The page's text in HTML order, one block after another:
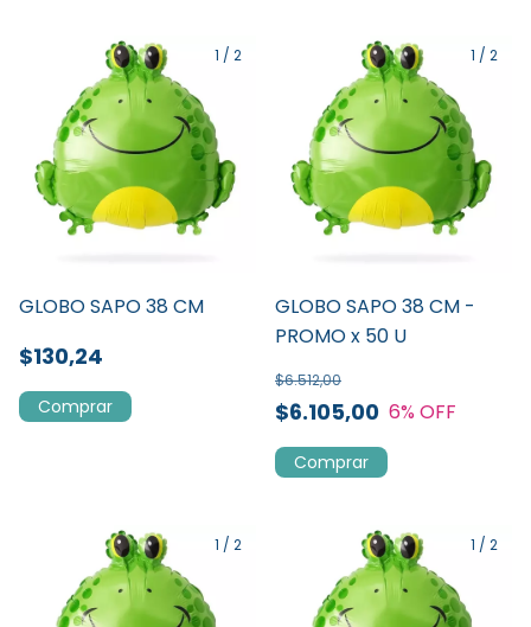
1 / 2
GLOBO SAPO 38 CM
$130,24
1 / 2
GLOBO SAPO 38 CM -
PROMO x 50 U
$6.105,00
$6.512,00
6% OFF
1 / 2 1 / 2